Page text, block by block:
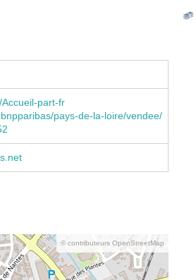
part-fr
pays-de-la-loire/vendee/
© contributeurs OpenStreetMap